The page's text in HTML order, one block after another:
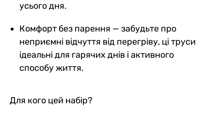
усього дня.
Комфорт без парення — забудьте про
неприємні відчуття від перегріву, ці труси
ідеальні для гарячих днів і активного
способу життя.
Для кого цей набір?